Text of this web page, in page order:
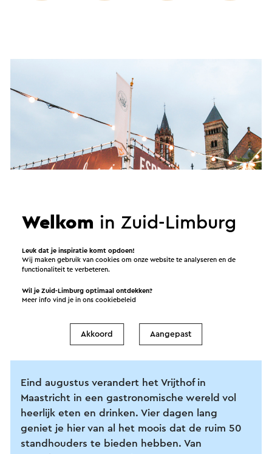
Preuvenemint in
Eind augustus verandert het Vrijthof in
Maastricht in een gastronomische wereld vol
heerlijk eten en drinken. Vier dagen lang
geniet je hier van al het moois dat de ruim 50
standhouders te bieden hebben. Van
Welkom in Zuid-Limburg
Leuk dat je inspiratie komt opdoen!
Wij maken gebruik van cookies om onze website te analyseren en de
functionaliteit te verbeteren.
Wil je Zuid-Limburg optimaal ontdekken?
Meer info vind je in onscookiebeleid
Akkoord Aangepast